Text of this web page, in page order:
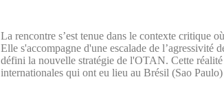
La rencontre s’est tenue dans le contexte critique
Elle s'accompagne d'une escalade de l’agressivité
défini la nouvelle stratégie de l'OTAN. Cette réalité
internationales qui ont eu lieu au Brésil (Sao